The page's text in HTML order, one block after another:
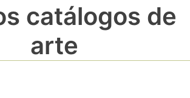
catálogos de
arte